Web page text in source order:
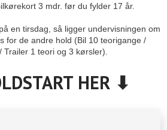
3 mdr. før du fylder 17 år.
en tirsdag, så ligger undervisningen om
for de andre hold (Bil 10 teorigange /
1 teori og 3 kørsler).​
HER​ ⬇